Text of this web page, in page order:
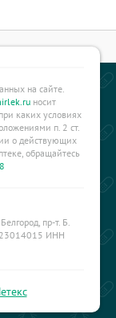
на сайте.
носит
каких условиях
п. 2 ст.
о действующих
обращайтесь
пр-т. Б.
ИНН